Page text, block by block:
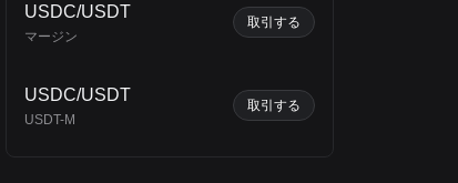
USDC/USDT
マージン
取引する
USDC/USDT
USDT-M
取引する